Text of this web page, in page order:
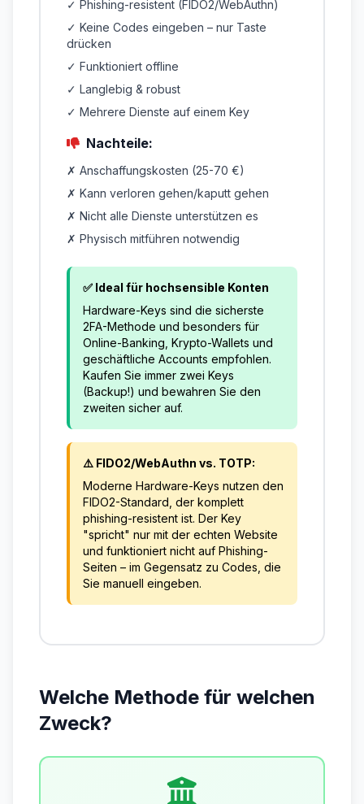
✓ Phishing-resistent (FIDO2/WebAuthn)
✓ Keine Codes eingeben – nur Taste
drücken
✓ Funktioniert offline
✓ Langlebig & robust
✓ Mehrere Dienste auf einem Key
Nachteile:
✗ Anschaffungskosten (25-70 €)
✗ Kann verloren gehen/kaputt gehen
✗ Nicht alle Dienste unterstützen es
✗ Physisch mitführen notwendig
✅ Ideal für hochsensible Konten
Hardware-Keys sind die sicherste
2FA-Methode und besonders für
Online-Banking, Krypto-Wallets und
geschäftliche Accounts empfohlen.
Kaufen Sie immer zwei Keys
(Backup!) und bewahren Sie den
zweiten sicher auf.
⚠️ FIDO2/WebAuthn vs. TOTP:
Moderne Hardware-Keys nutzen den
FIDO2-Standard, der komplett
phishing-resistent ist. Der Key
"spricht" nur mit der echten Website
und funktioniert nicht auf Phishing-
Seiten – im Gegensatz zu Codes, die
Sie manuell eingeben.
Welche Methode für welchen
Zweck?